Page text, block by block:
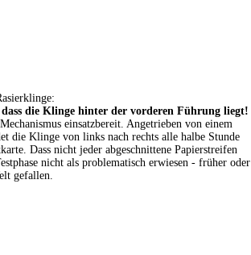
dass die Klinge hinter der vorderen Führung liegt!
einsatzbereit. Angetrieben von einem
die Klinge von links nach rechts alle halbe Stunde
Dass nicht jeder abgeschnittene Papierstreifen
nicht als problematisch erwiesen - früher oder
gefallen.